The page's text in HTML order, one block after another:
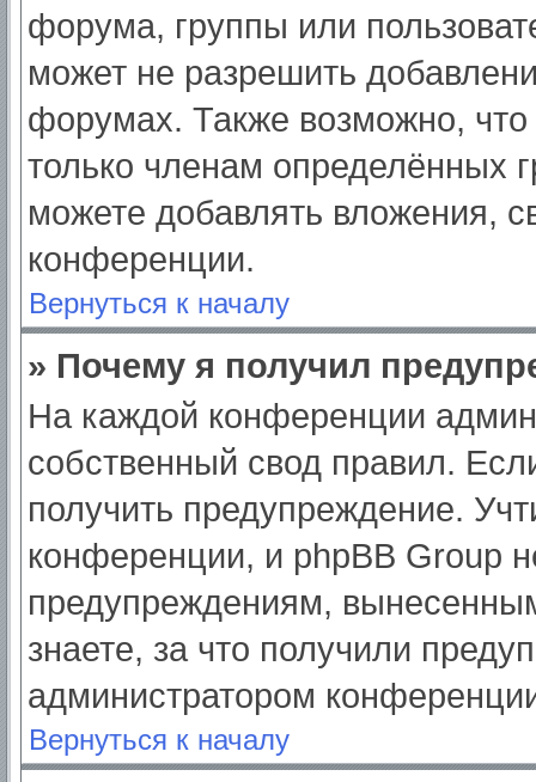
форума, группы или
может не разрешить
форумах. Также возможно,
только членам определённых
можете добавлять вложения,
конференции.
Вернуться к началу
» Почему я получил
На каждой конференции
собственный свод правил.
получить предупреждение.
конференции, и phpBB Group
предупреждениям,
знаете, за что получили
администратором
Вернуться к началу